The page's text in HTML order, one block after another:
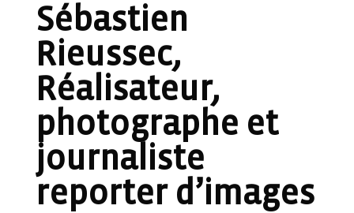
Sébastien
Rieussec,
Réalisateur,
photographe et
journaliste
reporter d’images